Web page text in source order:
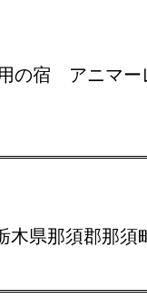
の宿 アニマ
木県那須郡那須